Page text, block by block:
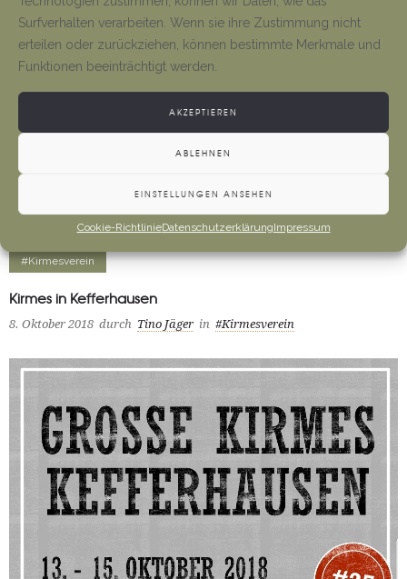
Surfverhalten verarbeiten. Wenn sie ihre Zustimmung nicht
erteilen oder zurückziehen, können bestimmte Merkmale und
Funktionen beeinträchtigt werden.
AKZEPTIEREN
ABLEHNEN
EINSTELLUNGEN ANSEHEN
Cookie-RichtlinieDatenschutzerklärungImpressum
#Kirmesverein
Kirmes in Kefferhausen
8. Oktober 2018 durch Tino Jäger in #Kirmesverein